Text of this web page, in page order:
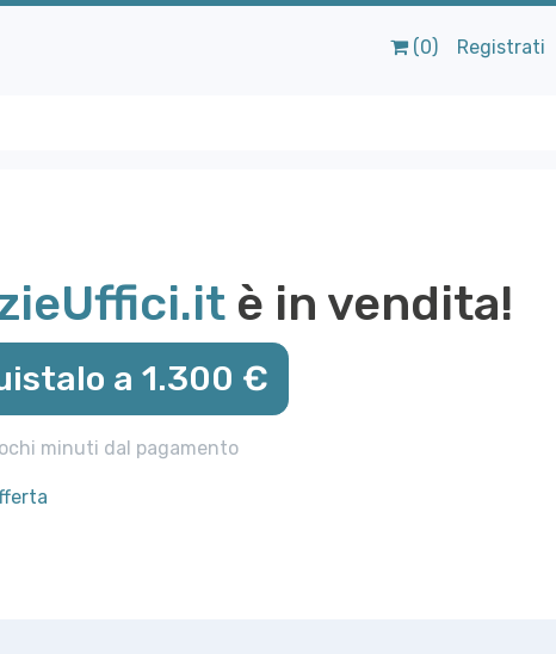
(0) Registrati
è in vendita!
a 1.300 €
minuti dal pagamento